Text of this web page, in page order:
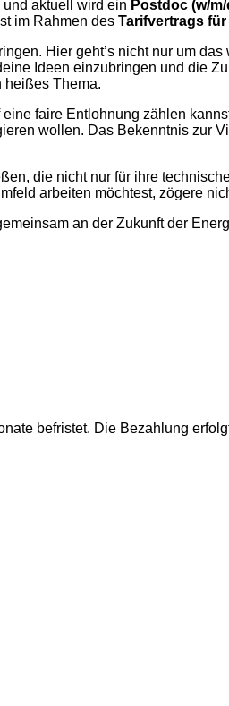
aktuell wird ein Postdoc (w/
im Rahmen des Tarifvertrags
Hier geht’s nicht nur um
Ideen einzubringen und die
heißes Thema.
faire Entlohnung zählen
wollen. Das Bekenntnis zur
die nicht nur für ihre
arbeiten möchtest, zögere
an der Zukunft der
befristet. Die Bezahlung